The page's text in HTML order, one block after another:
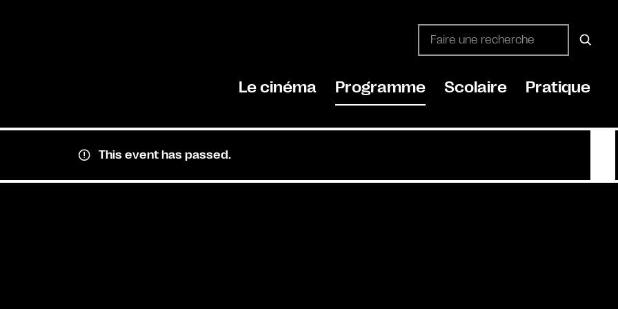
Le cinéma Programme Scolaire Pratique
This event has passed.